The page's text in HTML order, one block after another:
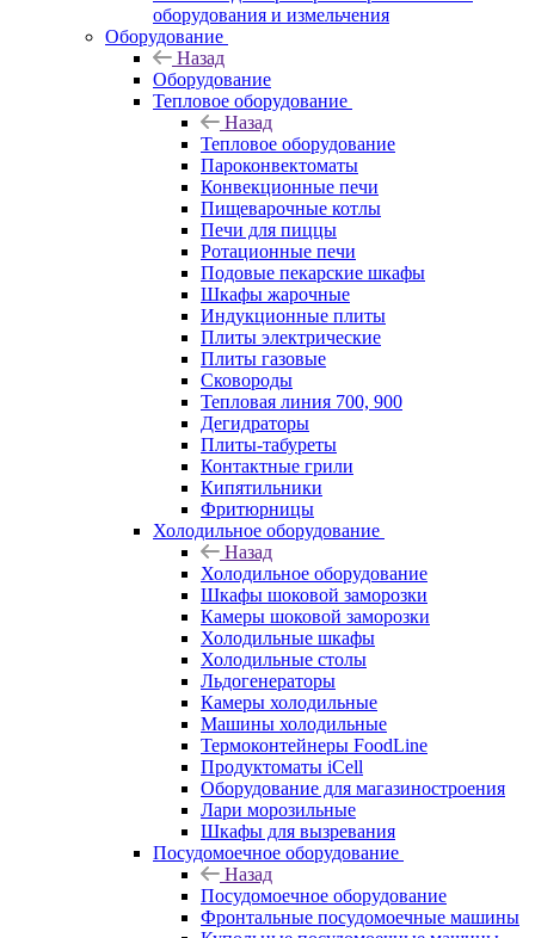
оборудования и измельчения
Оборудование
Назад
Оборудование
Тепловое оборудование
Назад
Тепловое оборудование
Пароконвектоматы
Конвекционные печи
Пищеварочные котлы
Печи для пиццы
Ротационные печи
Подовые пекарские шкафы
Шкафы жарочные
Индукционные плиты
Плиты электрические
Плиты газовые
Сковороды
Тепловая линия 700, 900
Дегидраторы
Плиты-табуреты
Контактные грили
Кипятильники
Фритюрницы
Холодильное оборудование
Назад
Холодильное оборудование
Шкафы шоковой заморозки
Камеры шоковой заморозки
Холодильные шкафы
Холодильные столы
Льдогенераторы
Камеры холодильные
Машины холодильные
Термоконтейнеры FoodLine
Продуктоматы iCell
Оборудование для магазиностроения
Лари морозильные
Шкафы для вызревания
Посудомоечное оборудование
Назад
Посудомоечное оборудование
Фронтальные посудомоечные машины